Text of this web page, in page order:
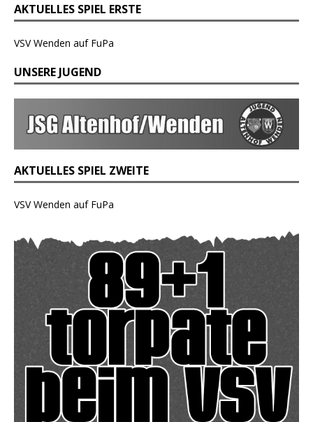
AKTUELLES SPIEL ERSTE
VSV Wenden auf FuPa
UNSERE JUGEND
AKTUELLES SPIEL ZWEITE
VSV Wenden auf FuPa